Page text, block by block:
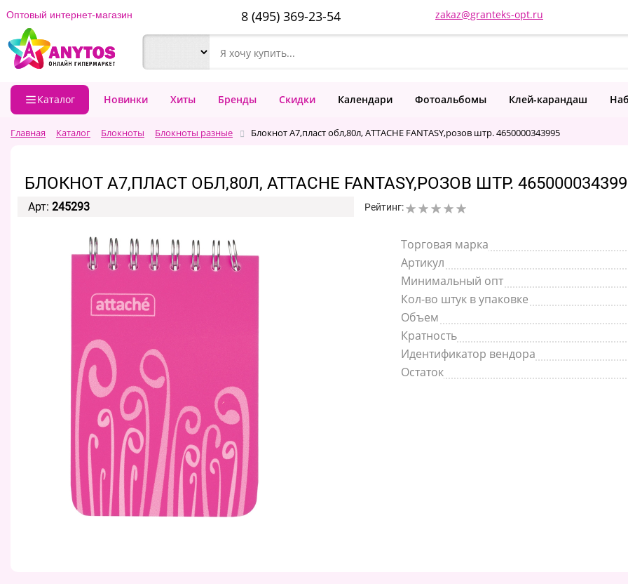
Оптовый интернет-магазин 8 (495) 369-23-54 zakaz@granteks-opt.ru
Каталог Новинки Хиты Бренды Скидки Календари Фотоальбомы Клей-карандаш
Главная Каталог Блокноты Блокноты разные Блокнот А7,пласт обл,80л, ATTACHE FANTASY,розов штр. 4650000343995
БЛОКНОТ А7,ПЛАСТ ОБЛ,80Л, ATTACHE FANTASY,РОЗОВ ШТР.
Арт: 245293 Рейтинг:
Торговая марка
Артикул
Минимальный опт
Кол-во штук в упаковке
Объем
Кратность
Идентификатор вендора
Остаток